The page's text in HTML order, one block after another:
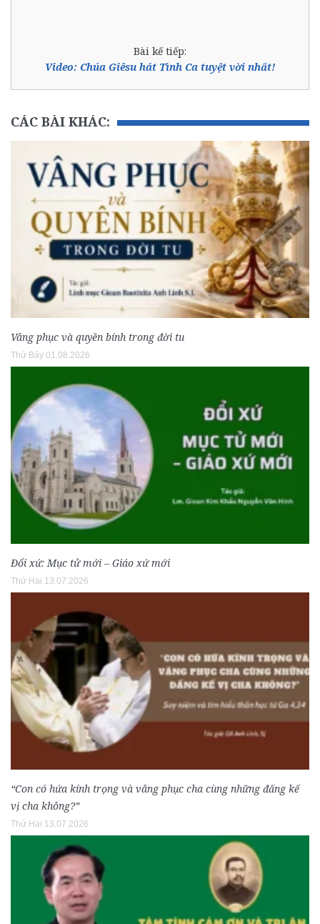
Bài kế tiếp:
Video: Chúa Giêsu hát Tình Ca tuyệt vời nhất!
CÁC BÀI KHÁC:
Vâng phục và quyền bính trong đời tu
Thứ Bảy 01.08.2026
Đổi xứ: Mục tử mới – Giáo xứ mới
Thứ Hai 13.07.2026
“Con có hứa kính trọng và vâng phục cha cùng những đấng kế
vị cha không?”
Thứ Hai 13.07.2026